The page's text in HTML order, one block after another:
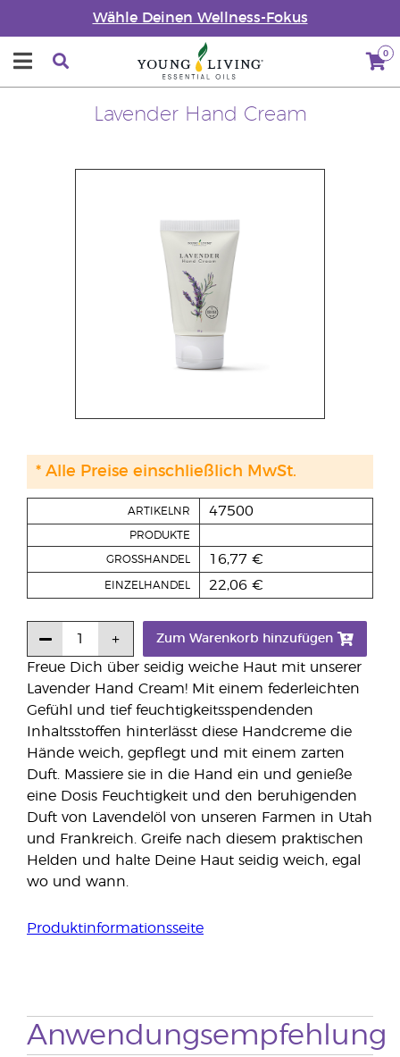
Wähle Deinen Wellness-Fokus
0
Lavender Hand Cream
Freue Dich über seidig weiche Haut mit unserer
Lavender Hand Cream! Mit einem federleichten
Gefühl und tief feuchtigkeitsspendenden
Inhaltsstoffen hinterlässt diese Handcreme die
Hände weich, gepflegt und mit einem zarten
Duft. Massiere sie in die Hand ein und genieße
eine Dosis Feuchtigkeit und den beruhigenden
Duft von Lavendelöl von unseren Farmen in Utah
und Frankreich. Greife nach diesem praktischen
Helden und halte Deine Haut seidig weich, egal
wo und wann.
Produktinformationsseite
ARTIKELNR 47500
PRODUKTE
GROSSHANDEL 16,77 €
EINZELHANDEL 22,06 €
Zum Warenkorb hinzufügen
* Alle Preise einschließlich MwSt.
Anwendungsempfehlung